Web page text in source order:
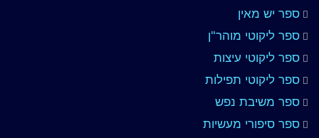
ספר יש מאין
ספר ליקוטי מוהר"ן
ספר ליקוטי עיצות
ספר ליקוטי תפילות
ספר משיבת נפש
ספר סיפורי מעשיות